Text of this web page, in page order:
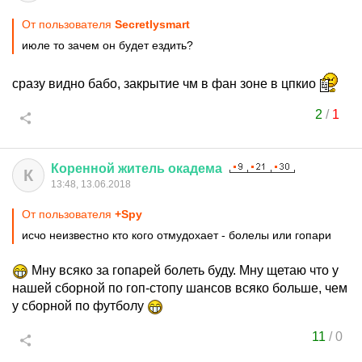
От пользователя Secretlysmart
июле то зачем он будет ездить?
сразу видно бабо, закрытие чм в фан зоне в цпкио
2 / 1
К Коренной житель окадема
13:48, 13.06.2018
От пользователя +Spy
исчо неизвестно кто кого отмудохает - болелы или гопари
Мну всяко за гопарей болеть буду. Мну щетаю что у
нашей сборной по гоп-стопу шансов всяко больше, чем
у сборной по футболу
11 /0